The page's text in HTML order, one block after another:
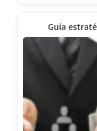
Guía